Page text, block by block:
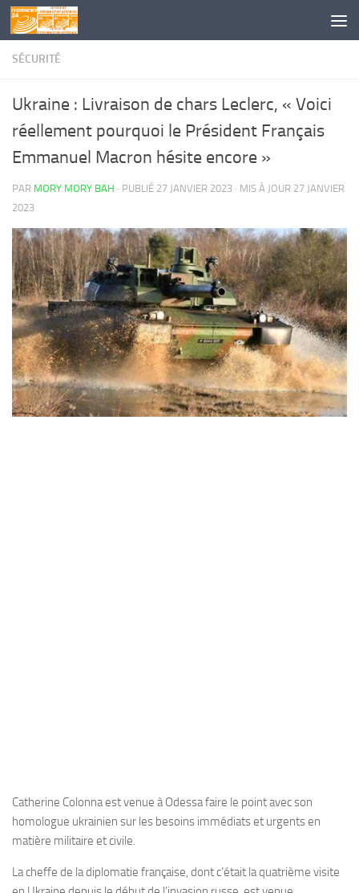
Skip to content
SÉCURITÉ
Ukraine : Livraison de chars Leclerc, « Voici
réellement pourquoi le Président Français
Emmanuel Macron hésite encore »
PAR MORY MORY BAH · PUBLIÉ 27 JANVIER 2023 · MIS À JOUR 27 JANVIER
2023
Catherine Colonna est venue à Odessa faire le point avec son
homologue ukrainien sur les besoins immédiats et urgents en
matière militaire et civile.
La cheffe de la diplomatie française, dont c’était la quatrième visite